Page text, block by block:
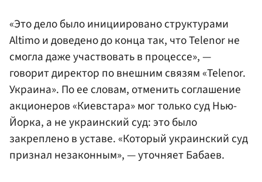
«Это дело было инициировано структурами
Altimo и доведено до конца так, что Telenor не
смогла даже участвовать в процессе», —
говорит директор по внешним связям «Telenor.
Украина». По ее словам, отменить соглашение
акционеров «Киевстара» мог только суд Нью-
Йорка, а не украинский суд: это было
закреплено в уставе. «Который украинский суд
признал незаконным», — уточняет Бабаев.